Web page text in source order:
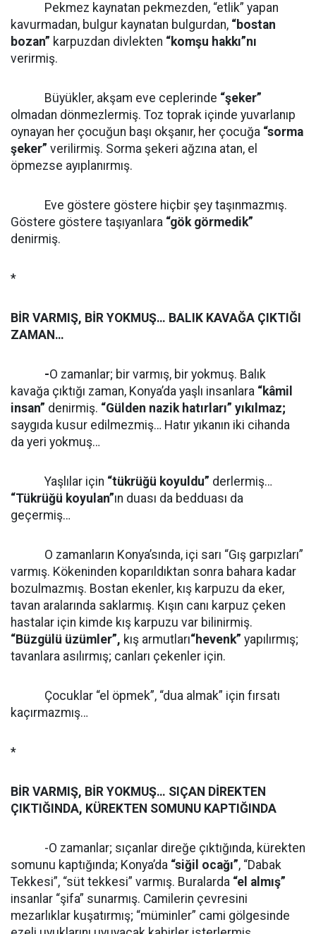
Pekmez kaynatan pekmezden, “etlik” yapan
kavurmadan, bulgur kaynatan bulgurdan, “bostan
bozan” karpuzdan divlekten “komşu hakkı”nı
verirmiş.
Büyükler, akşam eve ceplerinde “şeker”
olmadan dönmezlermiş. Toz toprak içinde yuvarlanıp
oynayan her çocuğun başı okşanır, her çocuğa “sorma
şeker” verilirmiş. Sorma şekeri ağzına atan, el
öpmezse ayıplanırmış.
Eve göstere göstere hiçbir şey taşınmazmış.
Göstere göstere taşıyanlara “gök görmedik”
denirmiş.
*
BİR VARMIŞ, BİR YOKMUŞ… BALIK KAVAĞA ÇIKTIĞI
ZAMAN…
-O zamanlar; bir varmış, bir yokmuş. Balık
kavağa çıktığı zaman, Konya’da yaşlı insanlara “kâmil
insan” denirmiş. “Gülden nazik hatırları” yıkılmaz;
saygıda kusur edilmezmiş… Hatır yıkanın iki cihanda
da yeri yokmuş…
Yaşlılar için “tükrüğü koyuldu” derlermiş…
“Tükrüğü koyulan”ın duası da bedduası da
geçermiş…
O zamanların Konya’sında, içi sarı “Gış garpızları”
varmış. Kökeninden koparıldıktan sonra bahara kadar
bozulmazmış. Bostan ekenler, kış karpuzu da eker,
tavan aralarında saklarmış. Kışın canı karpuz çeken
hastalar için kimde kış karpuzu var bilinirmiş.
“Büzgülü üzümler”, kış armutları“hevenk” yapılırmış;
tavanlara asılırmış; canları çekenler için.
Çocuklar “el öpmek”, “dua almak” için fırsatı
kaçırmazmış…
*
BİR VARMIŞ, BİR YOKMUŞ… SIÇAN DİREKTEN
ÇIKTIĞINDA, KÜREKTEN SOMUNU KAPTIĞINDA
-O zamanlar; sıçanlar direğe çıktığında, kürekten
somunu kaptığında; Konya’da “siğil ocağı”, “Dabak
Tekkesi”, “süt tekkesi” varmış. Buralarda “el almış”
insanlar “şifa” sunarmış. Camilerin çevresini
mezarlıklar kuşatırmış; “müminler” cami gölgesinde